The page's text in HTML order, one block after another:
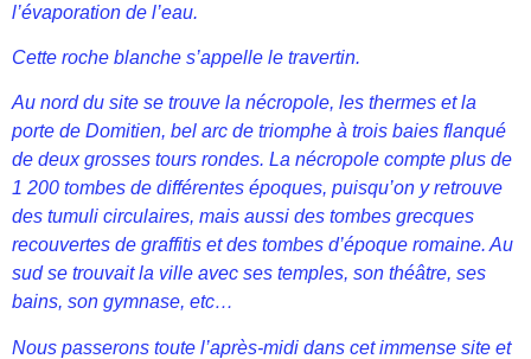
l’évaporation de l’eau.
Cette roche blanche s’appelle le travertin.
Au nord du site se trouve la nécropole, les thermes et la
porte de Domitien, bel arc de triomphe à trois baies flanqué
de deux grosses tours rondes. La nécropole compte plus de
1 200 tombes de différentes époques, puisqu’on y retrouve
des tumuli circulaires, mais aussi des tombes grecques
recouvertes de graffitis et des tombes d’époque romaine. Au
sud se trouvait la ville avec ses temples, son théâtre, ses
bains, son gymnase, etc…
Nous passerons toute l’après-midi dans cet immense site et